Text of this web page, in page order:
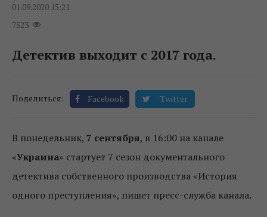
01.09.2020 15:21
7523
Детектив выходит с 2017 года.
Поделиться: Facebook Twitter
В понедельник, 7 сентября, в 16:00 на канале
«Украина» стартует 7 сезон документального
детектива собственного производства «История
одного преступления», пишет пресс-служба канала.